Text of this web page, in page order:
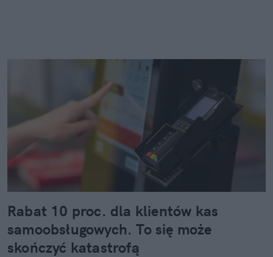
Rabat 10 proc. dla klientów kas
samoobsługowych. To się może
skończyć katastrofą